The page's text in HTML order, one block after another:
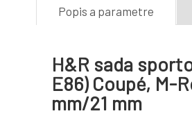
Popis a parametre
H&R sada
E86) Coupé, M-
mm/21 mm